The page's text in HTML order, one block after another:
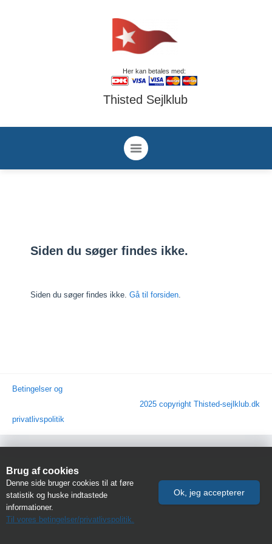
Her kan betales med:
Thisted Sejlklub
Siden du søger findes ikke.
Siden du søger findes ikke. Gå til forsiden.
Betingelser og
privatlivspolitik
2025 copyright Thisted-sejlklub.dk
Brug af cookies
Denne side bruger cookies til at føre
statistik og huske indtastede
informationer.
Til vores betingelser/privatlivspolitik.